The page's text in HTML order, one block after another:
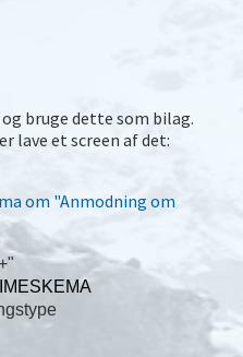
bruge dette som bilag.
lave et screen af det:
om "Anmodning om